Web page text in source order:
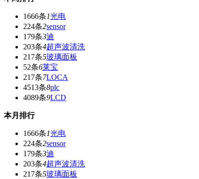
1666条1光电
224条2sensor
179条3迪
203条4超声波清洗
217条5玻璃面板
52条6莱宝
217条7LOCA
4513条8plc
4089条9LCD
本月排行
1666条1光电
224条2sensor
179条3迪
203条4超声波清洗
217条5玻璃面板